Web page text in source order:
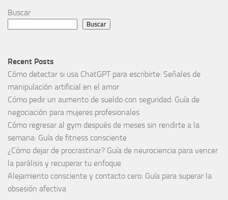
Buscar
Buscar
Recent Posts
Cómo detectar si usa ChatGPT para escribirte: Señales de
manipulación artificial en el amor
Cómo pedir un aumento de sueldo con seguridad: Guía de
negociación para mujeres profesionales
Cómo regresar al gym después de meses sin rendirte a la
semana: Guía de fitness consciente
¿Cómo dejar de procrastinar? Guía de neurociencia para vencer
la parálisis y recuperar tu enfoque
Alejamiento consciente y contacto cero: Guía para superar la
obsesión afectiva